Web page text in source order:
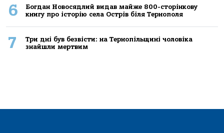
6
Богдан Новосядлий видав майже 800-сторінкову
книгу про історію села Острів біля Тернополя
7
Три дні був безвісти: на Тернопільщині чоловіка
знайшли мертвим